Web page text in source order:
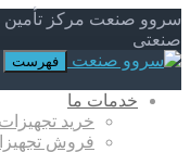
سروو صنعت مرکز تأمین
صنعتی
فهرست
خدمات ما
خرید
فروش